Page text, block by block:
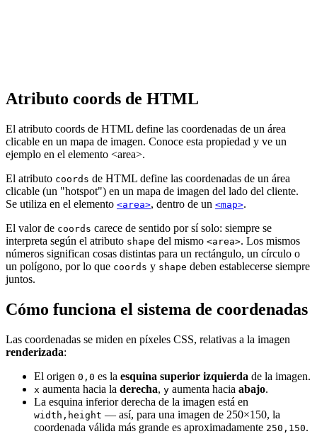
Atributo coords de HTML
El atributo coords de HTML define las coordenadas de un área
clicable en un mapa de imagen. Conoce esta propiedad y ve un
ejemplo en el elemento <area>.
El atributo coords de HTML define las coordenadas de un área
clicable (un "hotspot") en un mapa de imagen del lado del cliente.
Se utiliza en el elemento <area>, dentro de un <map>.
El valor de coords carece de sentido por sí solo: siempre se
interpreta según el atributo shape del mismo <area>. Los mismos
números significan cosas distintas para un rectángulo, un círculo o
un polígono, por lo que coords y shape deben establecerse siempre
juntos.
Cómo funciona el sistema de coordenadas
Las coordenadas se miden en píxeles CSS, relativas a la imagen
renderizada:
El origen 0,0 es la esquina superior izquierda de la imagen.
x aumenta hacia la derecha, y aumenta hacia abajo.
La esquina inferior derecha de la imagen está en
width,height — así, para una imagen de 250×150, la
coordenada válida más grande es aproximadamente 250,150.